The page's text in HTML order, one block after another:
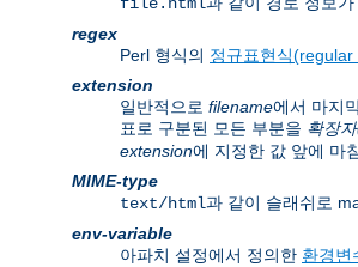
regex
Perl 형식의 정규표현식
extension
일반적으로 filename에서 마지
표로 구분된 모든 부분을 확장
extension에 지정한 값 앞에 마
MIME-type
text/html과 같이 슬래쉬로
env-variable
아파치 설정에서 정의한 환경변